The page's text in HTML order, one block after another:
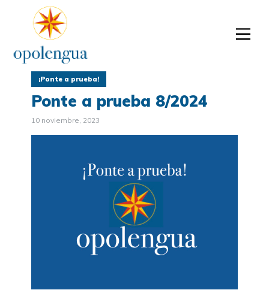
¡Ponte a prueba!
Ponte a prueba 8/2024
10 noviembre, 2023